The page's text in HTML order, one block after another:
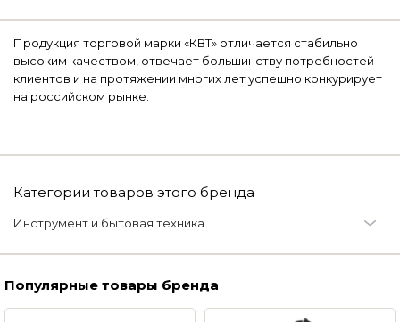
Продукция торговой марки «КВТ» отличается стабильно
высоким качеством, отвечает большинству потребностей
клиентов и на протяжении многих лет успешно конкурирует
на российском рынке.
Категории товаров этого бренда
Инструмент и бытовая техника
Ручной инструмент
Стрипперы (Клещи)
Электроинструмент
Популярные товары бренда